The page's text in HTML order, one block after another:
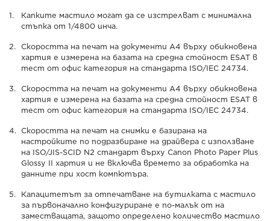
Капките мастило могат да се изстрелват с минимална
стъпка от 1/4800 инча.
Скоростта на печат на документи А4 върху обикновена
хартия е измерена на базата на средна стойност ESAT в
тест от офис категория на стандарта ISO/IEC 24734.
Скоростта на печат на документи А4 върху обикновена
хартия е измерена на базата на средна стойност ESAT в
тест от офис категория на стандарта ISO/IEC 24734.
Скоростта на печат на снимки е базирана на
настройките по подразбиране на драйвера с използване
на ISO/JIS-SCID N2 стандарт върху Canon Photo Paper Plus
Glossy II хартия и не включва времето за обработка на
данните при хост компютъра.
Капацитетът за отпечатване на бутилката с мастило
за първоначално конфигуриране е по-малък от на
заместващата, защото определено количество мастило